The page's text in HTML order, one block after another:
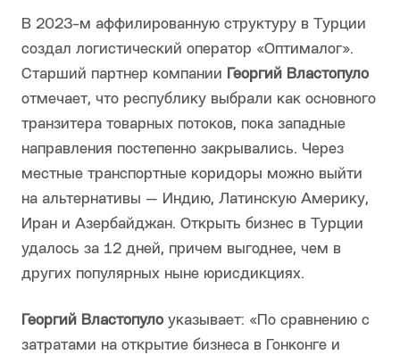
В 2023-м аффилированную структуру в Турции
создал логистический оператор «Оптималог».
Старший партнер компании Георгий Властопуло
отмечает, что республику выбрали как основного
транзитера товарных потоков, пока западные
направления постепенно закрывались. Через
местные транспортные коридоры можно выйти
на альтернативы — Индию, Латинскую Америку,
Иран и Азербайджан. Открыть бизнес в Турции
удалось за 12 дней, причем выгоднее, чем в
других популярных ныне юрисдикциях.
Георгий Властопуло указывает: «По сравнению с
затратами на открытие бизнеса в Гонконге и